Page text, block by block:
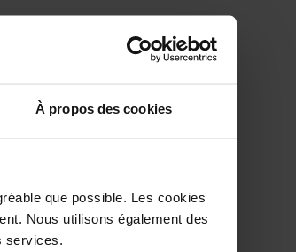
À propos des cookies
que possible. Les cookies
Nous utilisons également des
services.